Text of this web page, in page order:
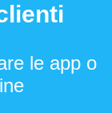
le app o